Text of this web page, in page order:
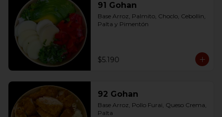
91 Gohan
Base Arroz, Palmito, Choclo, Cebollin,
Palta y Pimentón
$5.190
92 Gohan
Base Arroz, Pollo Furai, Queso Crema,
Palta